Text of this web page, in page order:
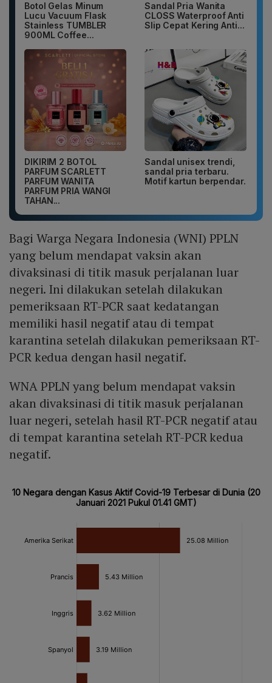
Botol Gelas Minum
Lucu Vacuum Flask
Stainless TUMBLER
900ML Coffee...
Sandal Pria Wanita
CLOSS Waterproof Anti
Slip Cepat Kering Anti...
DIKIRIM 2 BOTOL
PARFUM SCARLETT
PARFUM WANITA
PARFUM PRIA WANGI
TAHAN...
Sandal unisex trendi,
sandal pria terbaru.
Motif kartun berpendar.
Bagi Warga Negara Indonesia (WNI) PPLN
yang belum mendapat vaksin akan
divaksinasi di titik masuk perjalanan luar
negeri. Ini dilakukan setelah dilakukan
pemeriksaan RT-PCR saat kedatangan
memiliki hasil negatif atau di tempat
karantina setelah dilakukan pemeriksaan RT-
PCR kedua dengan hasil negatif.
WNA PPLN yang belum mendapat vaksin
akan divaksinasi di titik masuk perjalanan
luar negeri, setelah hasil RT-PCR negatif atau
di tempat karantina setelah RT-PCR kedua
negatif.